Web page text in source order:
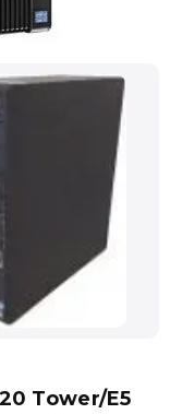
Tower/E5